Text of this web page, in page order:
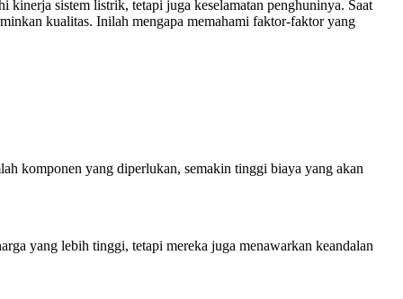
sistem listrik, tetapi juga keselamatan penghuninya. Saat
kualitas. Inilah mengapa memahami faktor-faktor yang
komponen yang diperlukan, semakin tinggi biaya yang akan
yang lebih tinggi, tetapi mereka juga menawarkan keandalan